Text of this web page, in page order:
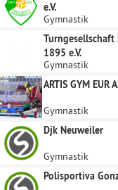
e.V.
Gymnastik
Turngesellschaft
1895 e.V.
Gymnastik
ARTIS GYM EUR
Gymnastik
Djk Neuweiler
Gymnastik
Polisportiva